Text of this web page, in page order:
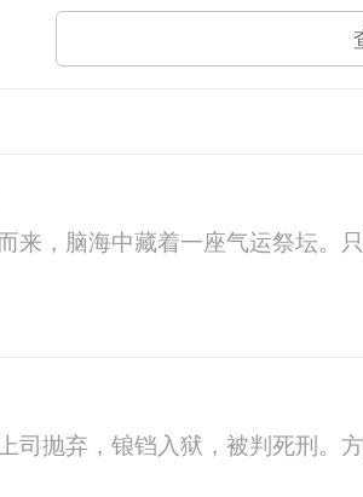
来，脑海中藏着一座气运祭坛。
司抛弃，锒铛入狱，被判死刑。